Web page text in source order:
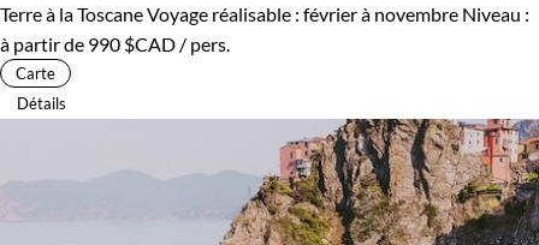
Terre à la ToscaneVoyage réalisable : février à novembre Niveau :
à partir de 990 $CAD / pers.
Carte
Détails